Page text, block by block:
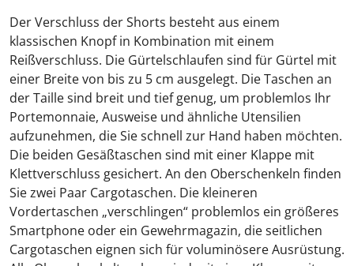
Der Verschluss der Shorts besteht aus einem
klassischen Knopf in Kombination mit einem
Reißverschluss. Die Gürtelschlaufen sind für Gürtel mit
einer Breite von bis zu 5 cm ausgelegt. Die Taschen an
der Taille sind breit und tief genug, um problemlos Ihr
Portemonnaie, Ausweise und ähnliche Utensilien
aufzunehmen, die Sie schnell zur Hand haben möchten.
Die beiden Gesäßtaschen sind mit einer Klappe mit
Klettverschluss gesichert. An den Oberschenkeln finden
Sie zwei Paar Cargotaschen. Die kleineren
Vordertaschen „verschlingen“ problemlos ein größeres
Smartphone oder ein Gewehrmagazin, die seitlichen
Cargotaschen eignen sich für voluminösere Ausrüstung.